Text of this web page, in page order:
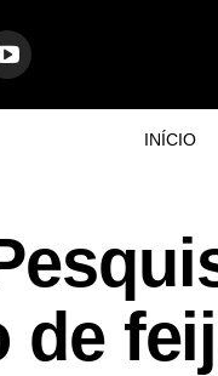
INÍCIO
de